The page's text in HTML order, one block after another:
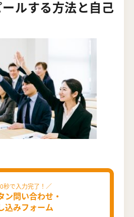
ルする方法と自己
ン問い合わせ・
込みフォーム